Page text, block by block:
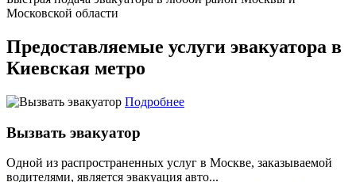
Московской области
Предоставляемые услуги эвакуатора в
Киевская метро
Подробнее
Вызвать эвакуатор
Одной из распространенных услуг в Москве, заказываемой
водителями, является эвакуация авто...